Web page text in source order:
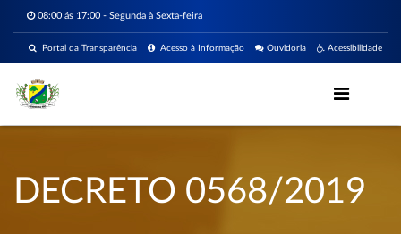
08:00 ás 17:00 - Segunda à Sexta-feira
Acessibilidade
Ouvidoria
Acesso à Informação
Portal da Transparência
DECRETO 0568/2019